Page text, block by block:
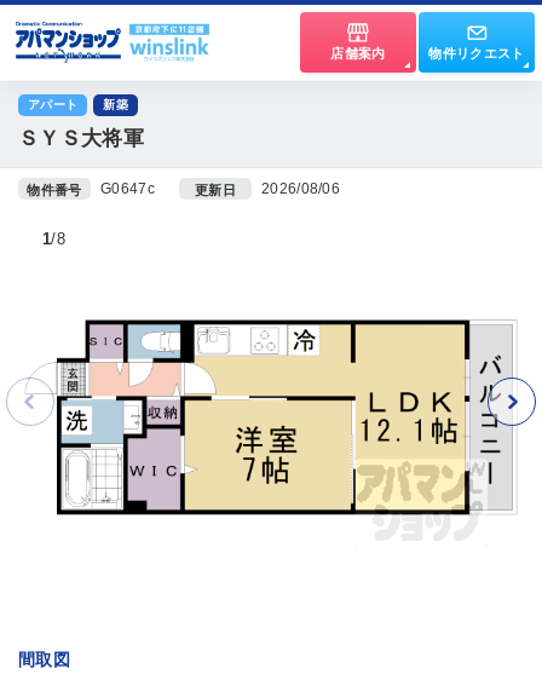
店舗案内 物件リクエスト
アパート 新築
ＳＹＳ大将軍
物件番号 G0647c 更新日 2026/08/06
間取図
1 8